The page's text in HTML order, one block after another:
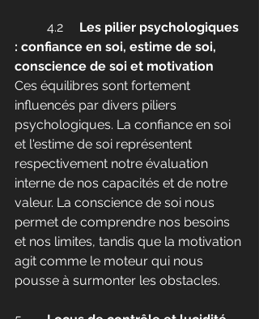
Les pilier psychologiques
: confiance en soi, estime de soi,
conscience de soi et motivation
Ces équilibres sont fortement
influencés par divers piliers
psychologiques. La confiance en soi
et l'estime de soi représentent
respectivement notre évaluation
interne de nos capacités et de notre
valeur. La conscience de soi nous
permet de comprendre nos besoins
et nos limites, tandis que la motivation
agit comme le moteur qui nous
pousse à surmonter les obstacles.